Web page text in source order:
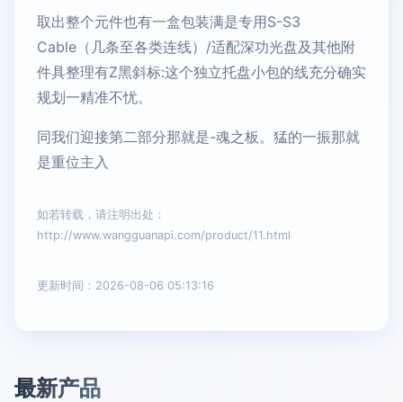
取出整个元件也有一盒包装满是专用S-S3
Cable（几条至各类连线）/适配深功光盘及其他附
件具整理有Z黑斜标:这个独立托盘小包的线充分确实
规划一精准不忧。
同我们迎接第二部分那就是-魂之板。猛的一振那就
是重位主入
如若转载，请注明出处：
http://www.wangguanapi.com/product/11.html
更新时间：2026-08-06 05:13:16
最新产品